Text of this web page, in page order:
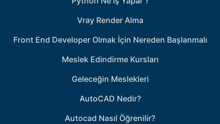
Vray Render Alma
Front End Developer Olmak İçin Nereden Başlanmalı
Meslek Edindirme Kursları
Geleceğin Meslekleri
AutoCAD Nedir?
Autocad Nasıl Öğrenilir?